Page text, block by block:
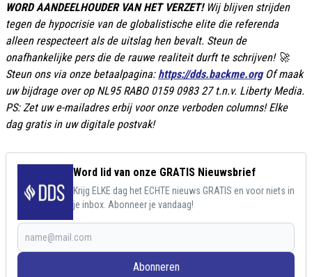
WORD AANDEELHOUDER VAN HET VERZET! Wij blijven strijden
tegen de hypocrisie van de globalistische elite die referenda
alleen respecteert als de uitslag hen bevalt. Steun de
onafhankelijke pers die de rauwe realiteit durft te schrijven! 🚀
Steun ons via onze betaalpagina:https://dds.backme.orgOf maak
uw bijdrage over op NL95 RABO 0159 0983 27 t.n.v. Liberty Media.
PS: Zet uw e-mailadres erbij voor onze verboden columns! Elke
dag gratis in uw digitale postvak!
Word lid van onze GRATIS Nieuwsbrief
Krijg ELKE dag het ECHTE nieuws GRATIS en voor niets in
je inbox. Abonneer je vandaag!
Abonneren